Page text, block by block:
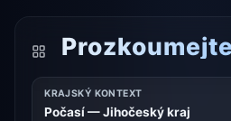
KRAJSKÝ KONTEXT
Počasí — Jihočeský kraj